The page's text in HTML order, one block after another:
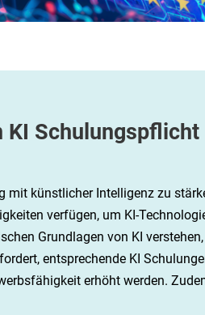
KI Schulungspflicht
künstlicher Intelligenz zu
verfügen, um KI-
Grundlagen von KI
entsprechende KI
erhöht werden.